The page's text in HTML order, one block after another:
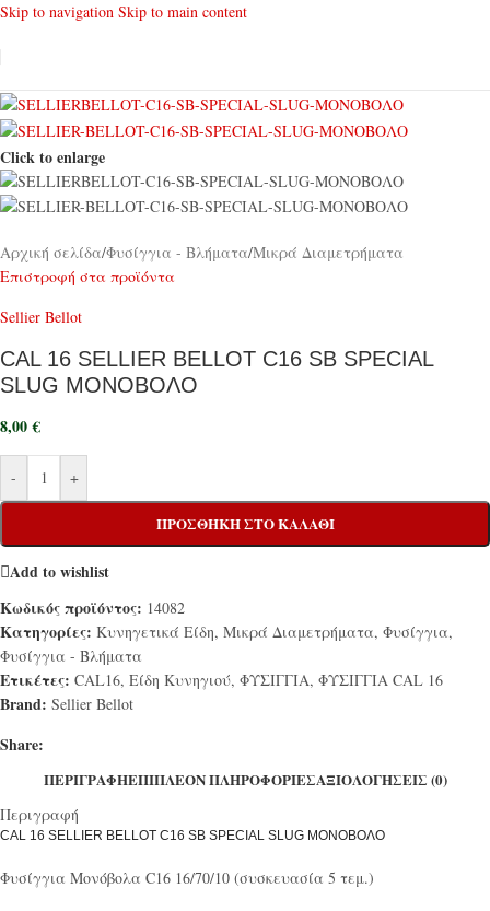
Skip to navigation Skip to main content
Click to enlarge
Αρχική σελίδα/Φυσίγγια - Βλήματα/Μικρά Διαμετρήματα
Επιστροφή στα προϊόντα
Sellier Bellot
CAL 16 SELLIER BELLOT C16 SB SPECIAL
SLUG ΜΟΝΟΒΟΛΟ
8,00€
- +
ΠΡΟΣΘΉΚΗ ΣΤΟ ΚΑΛΆΘΙ
Add to wishlist
Κωδικός προϊόντος: 14082
Κατηγορίες: Κυνηγετικά Είδη, Μικρά Διαμετρήματα, Φυσίγγια,
Φυσίγγια - Βλήματα
Ετικέτες: CAL16, Είδη Κυνηγιού, ΦΥΣΙΓΓΙΑ, ΦΥΣΙΓΓΙΑ CAL 16
Brand: Sellier Bellot
Share:
ΠΕΡΙΓΡΑΦΉΕΠΙΠΛΈΟΝ ΠΛΗΡΟΦΟΡΊΕΣΑΞΙΟΛΟΓΉΣΕΙΣ (0)
Περιγραφή
CAL 16 SELLIER BELLOT C16 SB SPECIAL SLUG ΜΟΝΟΒΟΛΟ
Φυσίγγια Μονόβολα C16 16/70/10 (συσκευασία 5 τεμ.)